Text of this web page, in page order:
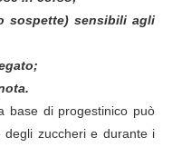
sospette) sensibili agli
base di progestinico può
degli zuccheri e durante i